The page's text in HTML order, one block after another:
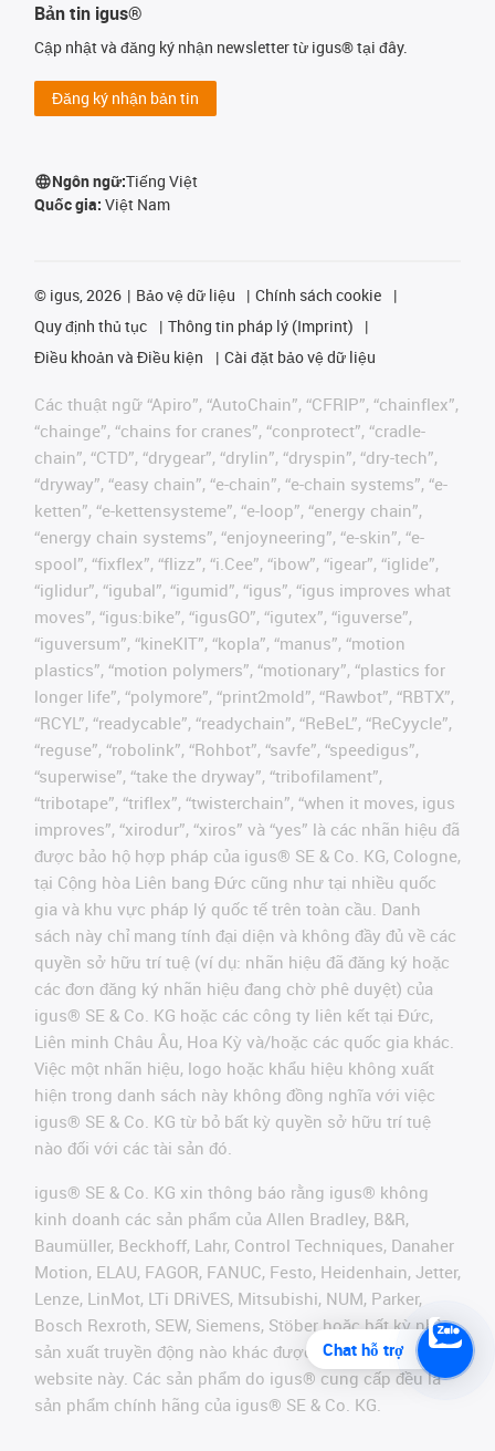
Bản tin igus®
Cập nhật và đăng ký nhận newsletter từ igus® tại đây.
Đăng ký nhận bản tin
Ngôn ngữ:Tiếng Việt
Quốc gia: Việt Nam
© igus, 2026 Bảo vệ dữ liệu
Chính sách cookie
Quy định thủ tục
Thông tin pháp lý (Imprint)
Điều khoản và Điều kiện
Cài đặt bảo vệ dữ liệu
Các thuật ngữ “Apiro”, “AutoChain”, “CFRIP”, “chainflex”,
“chainge”, “chains for cranes”, “conprotect”, “cradle-
chain”, “CTD”, “drygear”, “drylin”, “dryspin”, “dry-tech”,
“dryway”, “easy chain”, “e-chain”, “e-chain systems”, “e-
ketten”, “e-kettensysteme”, “e-loop”, “energy chain”,
“energy chain systems”, “enjoyneering”, “e-skin”, “e-
spool”, “fixflex”, “flizz”, “i.Cee”, “ibow”, “igear”, “iglide”,
“iglidur”, “igubal”, “igumid”, “igus”, “igus improves what
moves”, “igus:bike”, “igusGO”, “igutex”, “iguverse”,
“iguversum”, “kineKIT”, “kopla”, “manus”, “motion
plastics”, “motion polymers”, “motionary”, “plastics for
longer life”, “polymore”, “print2mold”, “Rawbot”, “RBTX”,
“RCYL”, “readycable”, “readychain”, “ReBeL”, “ReCyycle”,
“reguse”, “robolink”, “Rohbot”, “savfe”, “speedigus”,
“superwise”, “take the dryway”, “tribofilament”,
“tribotape”, “triflex”, “twisterchain”, “when it moves, igus
improves”, “xirodur”, “xiros” và “yes” là các nhãn hiệu đã
được bảo hộ hợp pháp của igus® SE & Co. KG, Cologne,
tại Cộng hòa Liên bang Đức cũng như tại nhiều quốc
gia và khu vực pháp lý quốc tế trên toàn cầu. Danh
sách này chỉ mang tính đại diện và không đầy đủ về các
quyền sở hữu trí tuệ (ví dụ: nhãn hiệu đã đăng ký hoặc
các đơn đăng ký nhãn hiệu đang chờ phê duyệt) của
igus® SE & Co. KG hoặc các công ty liên kết tại Đức,
Liên minh Châu Âu, Hoa Kỳ và/hoặc các quốc gia khác.
Việc một nhãn hiệu, logo hoặc khẩu hiệu không xuất
hiện trong danh sách này không đồng nghĩa với việc
igus® SE & Co. KG từ bỏ bất kỳ quyền sở hữu trí tuệ
nào đối với các tài sản đó.
igus® SE & Co. KG xin thông báo rằng igus® không
kinh doanh các sản phẩm của Allen Bradley, B&R,
Baumüller, Beckhoff, Lahr, Control Techniques, Danaher
Motion, ELAU, FAGOR, FANUC, Festo, Heidenhain, Jetter,
Lenze, LinMot, LTi DRiVES, Mitsubishi, NUM, Parker,
Bosch Rexroth, SEW, Siemens, Stöber hoặc bất kỳ nhà
sản xuất truyền động nào khác được đề cập trên
website này. Các sản phẩm do igus® cung cấp đều là
sản phẩm chính hãng của igus® SE & Co. KG.
Chat hỗ trợ